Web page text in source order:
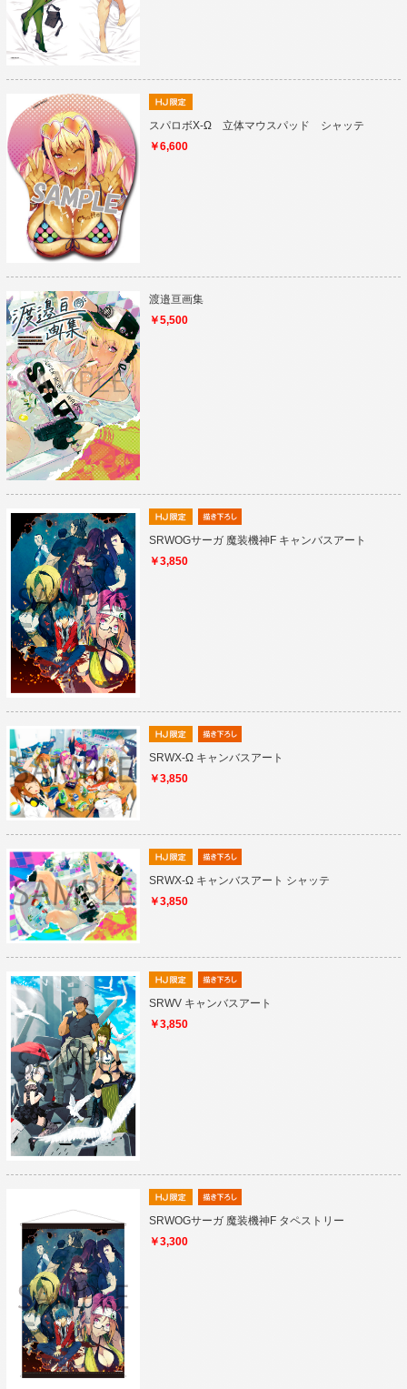
スパロボX-Ω 立体マウスパッド シャッテ
￥6,600
渡邉亘画集
￥5,500
SRWOGサーガ 魔装機神F キャンバスアート
￥3,850
SRWX-Ω キャンバスアート
￥3,850
SRWX-Ω キャンバスアート シャッテ
￥3,850
SRWV キャンバスアート
￥3,850
SRWOGサーガ 魔装機神F タペストリー
￥3,300